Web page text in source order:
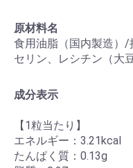
原材料名
食用油脂（国内製造）/
セリン、レシチン（大
成分表示
【1粒当たり】
エネルギー：3.21kcal
たんぱく質：0.13g